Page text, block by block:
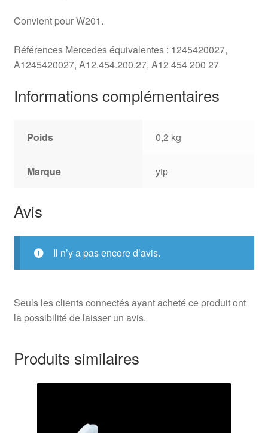
Convient pour W201.
Références Mercedes équivalentes : 1245420027,
A1245420027, A12.454.200.27, A12 454 200 27
Informations complémentaires
Poids 0,2 kg
Marque ytp
Avis
Il n’y a pas encore d’avis.
Seuls les clients connectés ayant acheté ce produit ont
la possibilité de laisser un avis.
Produits similaires